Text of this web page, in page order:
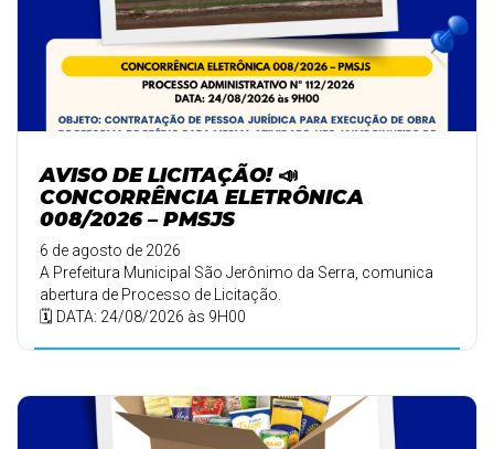
AVISO DE LICITAÇÃO! 📣
CONCORRÊNCIA ELETRÔNICA
008/2026 – PMSJS
6 de agosto de 2026
A Prefeitura Municipal São Jerônimo da Serra, comunica
abertura de Processo de Licitação.
🗓️ DATA: 24/08/2026 às 9H00